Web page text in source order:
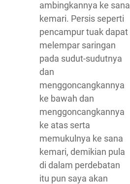
ambingkannya ke sana
kemari. Persis seperti
pencampur tuak dapat
melempar saringan
pada sudut-sudutnya
dan
menggoncangkannya
ke bawah dan
menggoncangkannya
ke atas serta
memukulnya ke sana
kemari, demikian pula
di dalam perdebatan
itu pun saya akan